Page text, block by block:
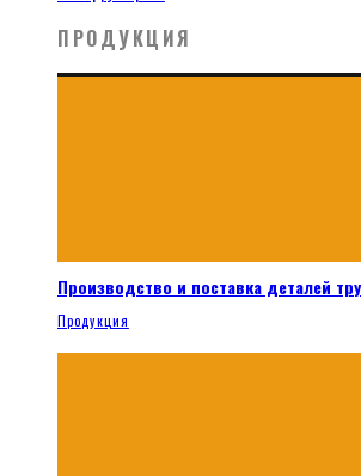
ПРОДУКЦИЯ
Производство и поставка деталей
Продукция